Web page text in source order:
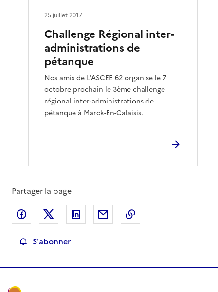
Challenge Régional inter-
administrations de
pétanque
Nos amis de L'ASCEE 62 organise le 7
octobre prochain le 3ème challenge
régional inter-administrations de
pétanque à Marck-En-Calaisis.
25 juillet 2017
Partager la page
Partager sur Facebook
Partager sur XPartager sur LinkedIn
Partager par email
S'abonner